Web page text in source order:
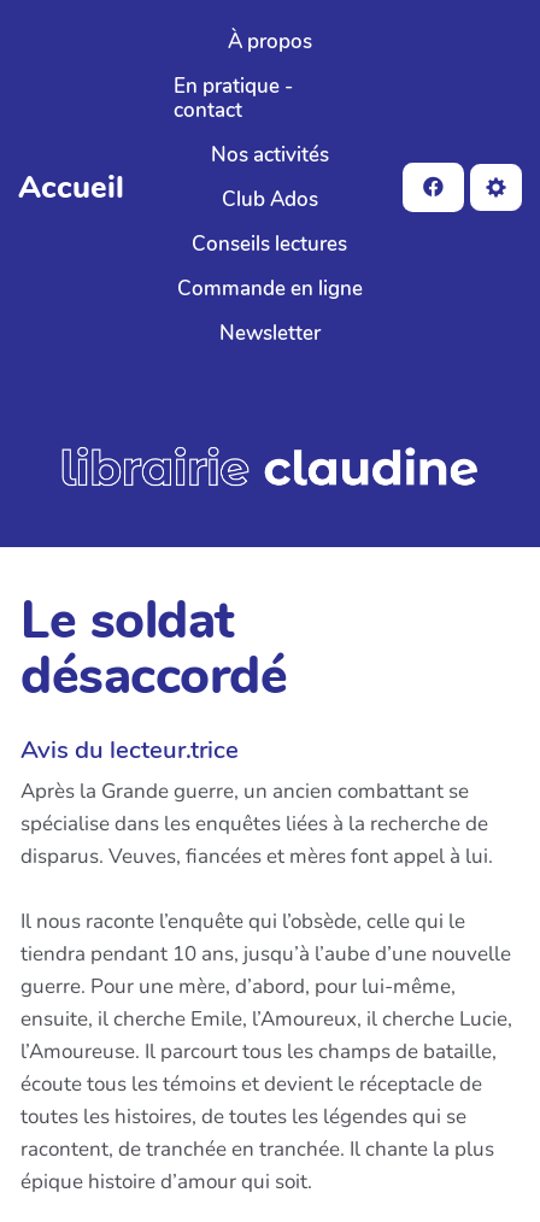
Aller au contenu principal
Accueil
À propos
En pratique -
contact
Nos activités
Club Ados
Conseils lectures
Commande en ligne
Newsletter
Le soldat
désaccordé
Avis du lecteur.trice
Après la Grande guerre, un ancien combattant se
spécialise dans les enquêtes liées à la recherche de
disparus. Veuves, fiancées et mères font appel à lui.
Il nous raconte l’enquête qui l’obsède, celle qui le
tiendra pendant 10 ans, jusqu’à l’aube d’une nouvelle
guerre. Pour une mère, d’abord, pour lui-même,
ensuite, il cherche Emile, l’Amoureux, il cherche Lucie,
l’Amoureuse. Il parcourt tous les champs de bataille,
écoute tous les témoins et devient le réceptacle de
toutes les histoires, de toutes les légendes qui se
racontent, de tranchée en tranchée. Il chante la plus
épique histoire d’amour qui soit.